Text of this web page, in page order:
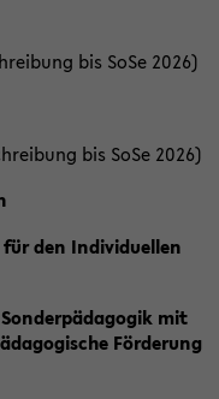
bis SoSe 2026)
bis SoSe 2026)
den Individuellen
mit
Förderung